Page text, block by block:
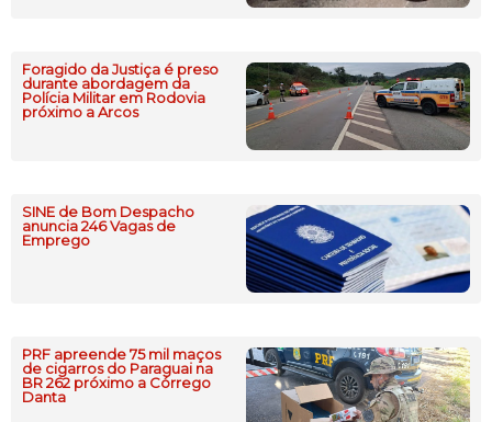
Foragido da Justiça é preso
durante abordagem da
Polícia Militar em Rodovia
próximo a Arcos
SINE de Bom Despacho
anuncia 246 Vagas de
Emprego
PRF apreende 75 mil maços
de cigarros do Paraguai na
BR 262 próximo a Córrego
Danta